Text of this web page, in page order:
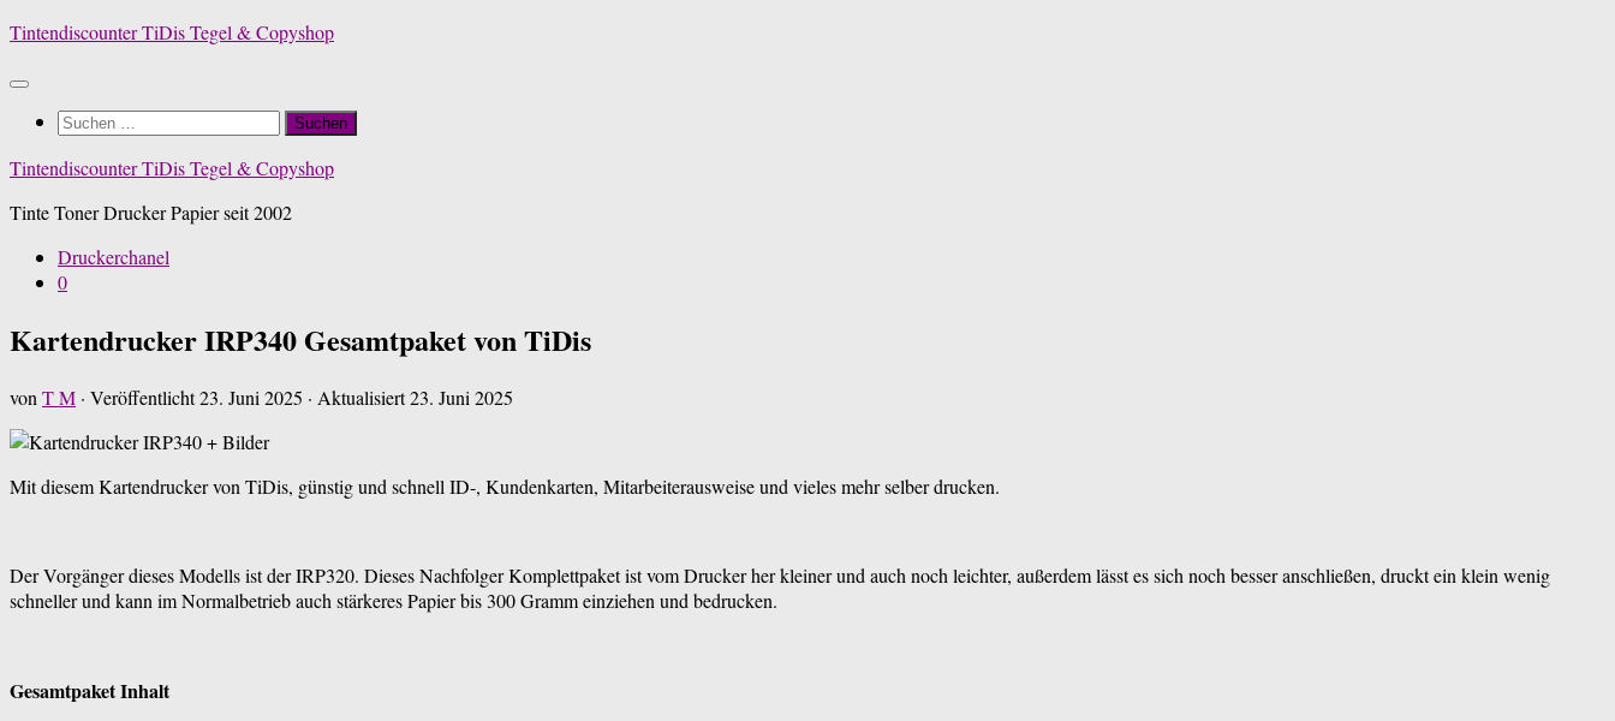
Zum
springen
Tintendiscounter TiDis Tegel & Copyshop
Suchen
Tintendiscounter TiDis Tegel & Copyshop
Tinte Toner Drucker Papier seit 2002
Druckerchanel
0
Kartendrucker IRP340 Gesamtpaket von TiDis
von T M · Veröffentlicht23. Juni 2025 · Aktualisiert23. Juni 2025
Mit diesem Kartendrucker von TiDis, günstig und schnell ID-, Kundenkarten, Mitarbeiterausweise und vieles mehr selber drucken.
Der Vorgänger dieses Modells ist der IRP320. Dieses Nachfolger Komplettpaket ist vom Drucker her kleiner und auch noch leichter, außerdem lässt es sich noch besser anschließen, druckt ein klein wenig
schneller und kann im Normalbetrieb auch stärkeres Papier bis 300 Gramm einziehen und bedrucken.
Gesamtpaket Inhalt